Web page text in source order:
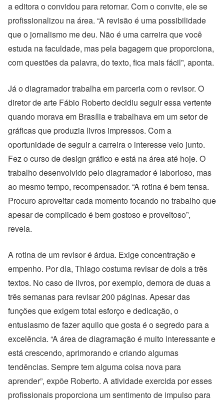
a editora o convidou para retornar. Com o convite, ele se
profissionalizou na área. “A revisão é uma possibilidade
que o jornalismo me deu. Não é uma carreira que você
estuda na faculdade, mas pela bagagem que proporciona,
com questões da palavra, do texto, fica mais fácil”, aponta.
Já o diagramador trabalha em parceria com o revisor. O
diretor de arte Fábio Roberto decidiu seguir essa vertente
quando morava em Brasília e trabalhava em um setor de
gráficas que produzia livros impressos. Com a
oportunidade de seguir a carreira o interesse veio junto.
Fez o curso de design gráfico e está na área até hoje. O
trabalho desenvolvido pelo diagramador é laborioso, mas
ao mesmo tempo, recompensador. “A rotina é bem tensa.
Procuro aproveitar cada momento focando no trabalho que
apesar de complicado é bem gostoso e proveitoso”,
revela.
A rotina de um revisor é árdua. Exige concentração e
empenho. Por dia, Thiago costuma revisar de dois a três
textos. No caso de livros, por exemplo, demora de duas a
três semanas para revisar 200 páginas. Apesar das
funções que exigem total esforço e dedicação, o
entusiasmo de fazer aquilo que gosta é o segredo para a
excelência. “A área de diagramação é muito interessante e
está crescendo, aprimorando e criando algumas
tendências. Sempre tem alguma coisa nova para
aprender”, expõe Roberto. A atividade exercida por esses
profissionais proporciona um sentimento de impulso para